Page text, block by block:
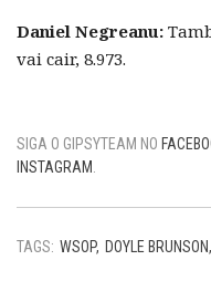
Daniel Negreanu:
vai cair, 8.973.
SIGA O GIPSYTEAM NO
INSTAGRAM
TAGS: WSOP DOYLE BRUNSON